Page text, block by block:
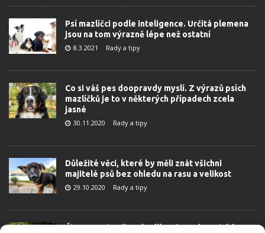
Psí mazlíčci podle inteligence. Určitá plemena
jsou na tom výrazně lépe než ostatní
8.3.2021 Rady a tipy
Co si váš pes doopravdy myslí. Z výrazů psích
mazlíčků je to v některých případech zcela
jasné
30.11.2020 Rady a tipy
Důležité věci, které by měli znát všichni
majitelé psů bez ohledu na rasu a velikost
29.10.2020 Rady a tipy
Čivavy Paris Hilton bydlí v přepychu, o jakém se